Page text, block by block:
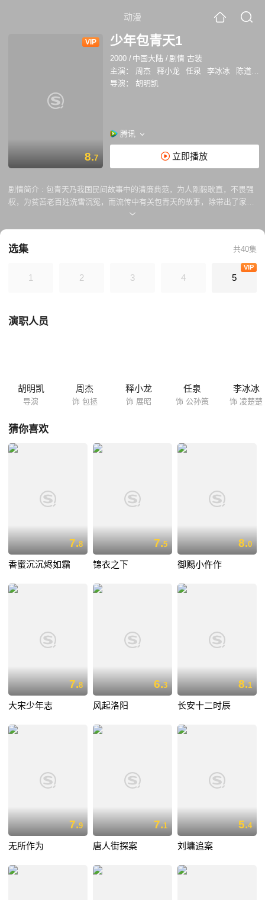
动漫
VIP
8.7
少年包青天1
2000 / 中国大陆 /剧情 古装
主演：
周杰 释小龙 任泉 李冰冰 陈道明
导演：
胡明凯
腾讯
立即播放
剧情简介 : 包青天乃我国民间故事中的清廉典范，为人刚毅耿直，不畏强
权，为贫苦老百姓洗雪沉冤，而流传中有关包青天的故事，除带出了家国
民族之大义大节外，还有着正确浓厚的忠孝节义，和强烈的善恶是非观
观...赏兴趣，务求把包青天故事中的哲理教诲年青化，令年轻一代能及早
选集 共40集
1 2 3 4 5
VIP
演职人员
胡明凯
导演
周杰
饰 包拯
释小龙
饰 展昭
任泉
饰 公孙策
李冰冰
饰 凌楚楚
猜你喜欢
7.8
香蜜沉沉烬如霜
7.5
锦衣之下
8.0
御赐小仵作
7.8
大宋少年志
6.3
风起洛阳
8.1
长安十二时辰
7.9
无所作为
7.1
唐人街探案
5.4
刘墉追案